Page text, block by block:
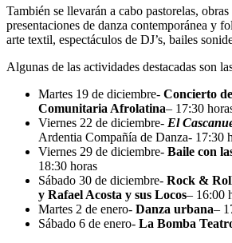
También se llevarán a cabo pastorelas, obras
presentaciones de danza contemporánea y
arte textil, espectáculos de DJ’s, bailes
Algunas de las actividades destacadas son
Martes 19 de diciembre- Concierto
Comunitaria Afrolatina– 17:30
Viernes 22 de diciembre- El
Ardentia Compañía de Danza- 17:30
Viernes 29 de diciembre- Baile con
18:30 horas
Sábado 30 de diciembre- Rock &
y Rafael Acosta y sus Locos– 16:00
Martes 2 de enero- Danza urbana–
Sábado 6 de enero- La Bomba